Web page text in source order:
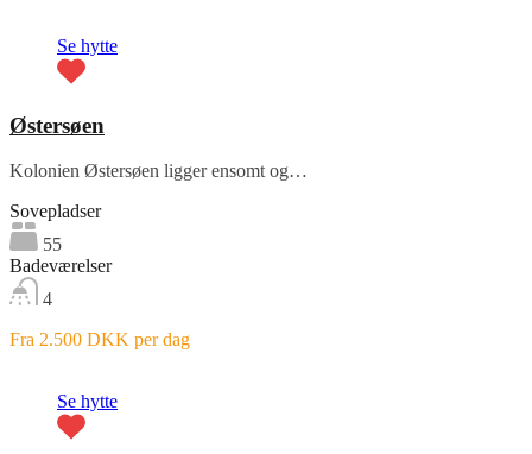
Se hytte
Østersøen
Kolonien Østersøen ligger ensomt og…
Sovepladser
55
Badeværelser
4
Fra 2.500 DKK per dag
Se hytte